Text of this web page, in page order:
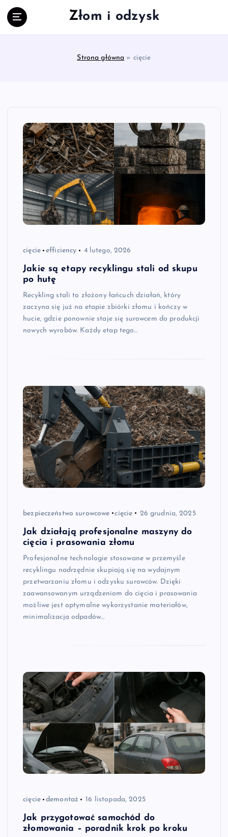
Złom i odzysk
Strona główna » cięcie
cięcie efficiency 4 lutego, 2026
Jakie są etapy recyklingu stali od skupu
po hutę
Recykling stali to złożony łańcuch działań, który
zaczyna się już na etapie zbiórki złomu i kończy w
hucie, gdzie ponownie staje się surowcem do produkcji
nowych wyrobów. Każdy etap tego…
bezpieczeństwo surowcowe cięcie 26 grudnia, 2025
Jak działają profesjonalne maszyny do
cięcia i prasowania złomu
Profesjonalne technologie stosowane w przemyśle
recyklingu nadrzędnie skupiają się na wydajnym
przetwarzaniu złomu i odzysku surowców. Dzięki
zaawansowanym urządzeniom do cięcia i prasowania
możliwe jest optymalne wykorzystanie materiałów,
minimalizacja odpadów…
cięcie demontaż 16 listopada, 2025
Jak przygotować samochód do
złomowania – poradnik krok po kroku